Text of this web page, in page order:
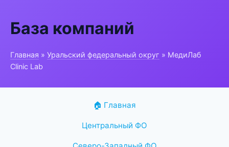
База компаний
Главная » Уральский федеральный округ » МедиЛаб
Clinic Lab
🏠 Главная
Центральный ФО